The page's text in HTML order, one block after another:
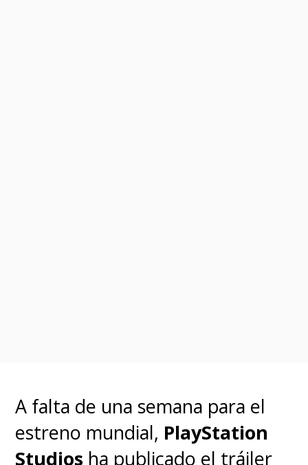
Cage
de
Iron
Fist de Finn Jonespuedan dar
el salto al MCU para completar
A falta de una semana para el
estreno mundial, PlayStation
Studios ha publicado el tráiler